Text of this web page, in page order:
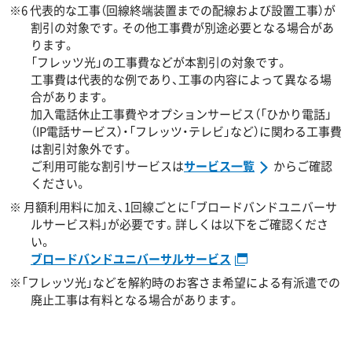
※6 代表的な工事（回線終端装置までの配線および設置工事）が
割引の対象です。その他工事費が別途必要となる場合があ
ります。
「フレッツ光」の工事費などが本割引の対象です。
工事費は代表的な例であり、工事の内容によって異なる場
合があります。
加入電話休止工事費やオプションサービス（「ひかり電話」
（IP電話サービス）・「フレッツ・テレビ」など）に関わる工事費
は割引対象外です。
ご利用可能な割引サービスはサービス一覧
からご確認
ください。
※ 月額利用料に加え、1回線ごとに「ブロードバンドユニバーサ
ルサービス料」が必要です。詳しくは以下をご確認くださ
い。
ブロードバンドユニバーサルサービス
※「フレッツ光」などを解約時のお客さま希望による有派遣での
廃止工事は有料となる場合があります。